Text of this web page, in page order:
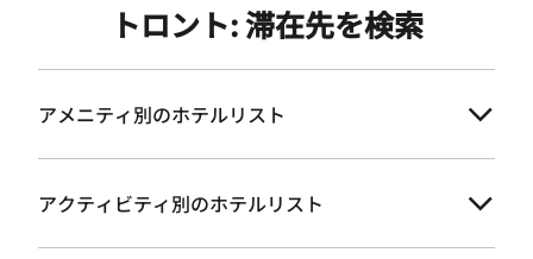
トロント: 滞在先を検索
アメニティ別のホテルリスト
アクティビティ別のホテルリスト